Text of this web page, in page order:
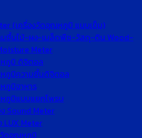
(เครื่องวัดอุณหภูมิ แบบเข็ม)
มชื้นไม้-ผง-เมล็ดพืช-วัสดุ-ดิน Wood-
Meter
ภูมิ ดิจิตอล
ภูมิความชื้นดิจิตอล
ภูมิอาหาร
ภูมิแบบแยกโพรบ
Sound Meter
LUX Meter
ดอุณหภูมิ